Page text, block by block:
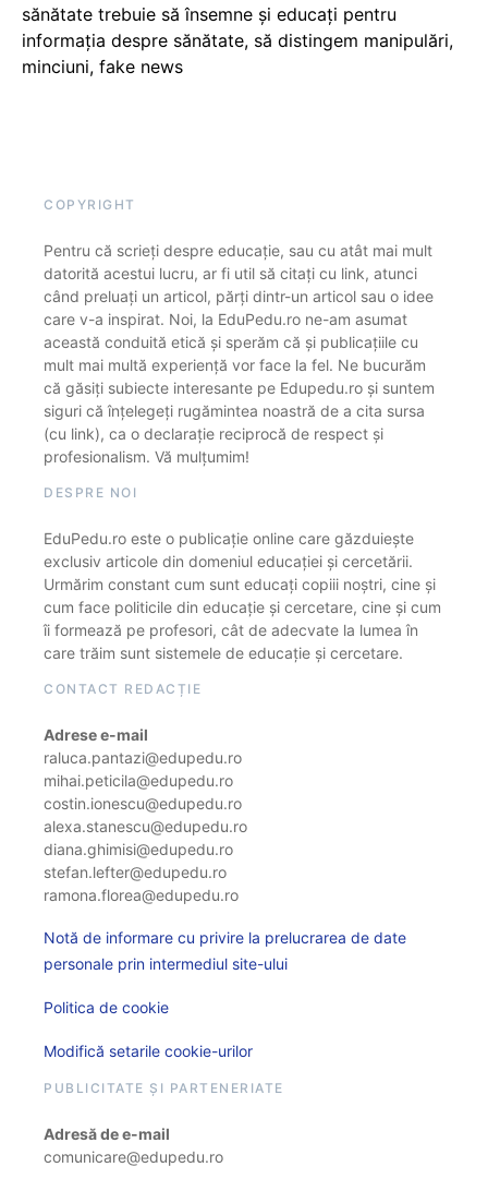
sănătate trebuie să însemne și educați pentru
informația despre sănătate, să distingem manipulări,
minciuni, fake news
COPYRIGHT
Pentru că scrieți despre educație, sau cu atât mai mult
datorită acestui lucru, ar fi util să citați cu link, atunci
când preluați un articol, părți dintr-un articol sau o idee
care v-a inspirat. Noi, la EduPedu.ro ne-am asumat
această conduită etică și sperăm că și publicațiile cu
mult mai multă experiență vor face la fel. Ne bucurăm
că găsiți subiecte interesante pe Edupedu.ro și suntem
siguri că înțelegeți rugămintea noastră de a cita sursa
(cu link), ca o declarație reciprocă de respect și
profesionalism. Vă mulțumim!
DESPRE NOI
EduPedu.ro este o publicație online care găzduiește
exclusiv articole din domeniul educației și cercetării.
Urmărim constant cum sunt educați copiii noștri, cine și
cum face politicile din educație și cercetare, cine și cum
îi formează pe profesori, cât de adecvate la lumea în
care trăim sunt sistemele de educație și cercetare.
CONTACT REDACȚIE
Adrese e-mail
raluca.pantazi@edupedu.ro
mihai.peticila@edupedu.ro
costin.ionescu@edupedu.ro
alexa.stanescu@edupedu.ro
diana.ghimisi@edupedu.ro
stefan.lefter@edupedu.ro
ramona.florea@edupedu.ro
Notă de informare cu privire la prelucrarea de date
personale prin intermediul site-ului
Politica de cookie
Modifică setarile cookie-urilor
PUBLICITATE ȘI PARTENERIATE
Adresă de e-mail
comunicare@edupedu.ro